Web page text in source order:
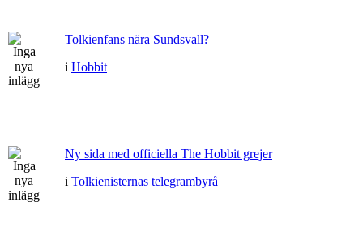
Tolkienfans nära Sundsvall?
i Hobbit
Ny sida med officiella The Hobbit grejer
i Tolkienisternas telegrambyrå